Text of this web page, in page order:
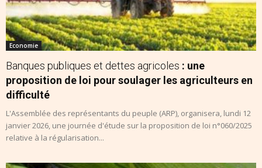
Economie
Banques publiques et dettes agricoles : une
proposition de loi pour soulager les agriculteurs en
difficulté
L'Assemblée des représentants du peuple (ARP), organisera, lundi 12
janvier 2026, une journée d'étude sur la proposition de loi n°060/2025
relative à la régularisation...